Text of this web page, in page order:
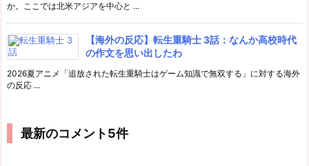
か。ここでは北米アジアを中心と ...
【海外の反応】転生重騎士 3話：なんか高校時代
の作文を思い出したわ
2026夏アニメ「追放された転生重騎士はゲーム知識で無双する」に対する海外
の反応 ...
最新のコメント5件